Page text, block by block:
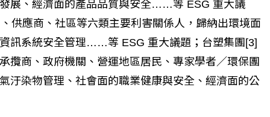
展、經濟面的產品品質與安全……等 ESG 重大議
供應商、社區等六類主要利害關係人，歸納出環境面
訊系統安全管理……等 ESG 重大議題；台塑集團[3]
攬商、政府機關、營運地區居民、專家學者／環保團
汙染物管理、社會面的職業健康與安全、經濟面的公